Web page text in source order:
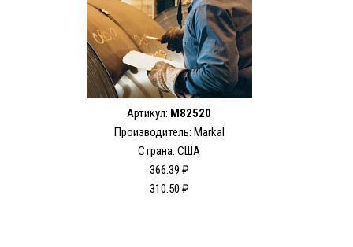
Артикул: M82520
Производитель: Markal
Страна: США
366.39 ₽
310.50 ₽